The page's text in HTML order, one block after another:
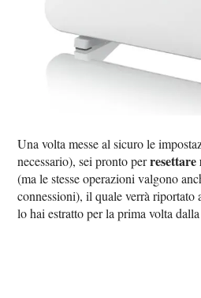
Una volta messe al sicuro le
necessario), sei pronto per
(ma le stesse operazioni valgono
connessioni), il quale verrà riportato
lo hai estratto per la prima volta